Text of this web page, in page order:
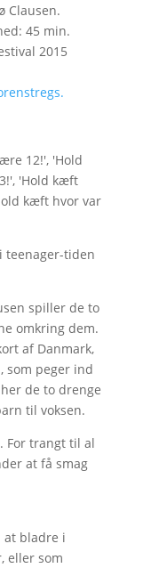
Clausen.
45 min.
2015
12!', 'Hold
'Hold kæft
kæft hvor var
teenager-tiden
spiller de to
omkring dem.
af Danmark,
som peger ind
de to drenge
til voksen.
For trangt til al
at få smag
bladre i
eller som